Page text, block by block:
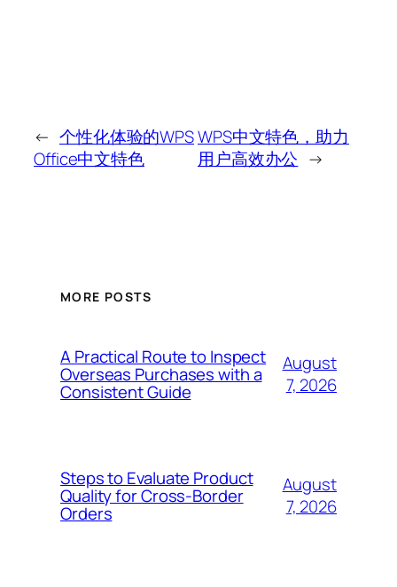
← 个性化体验的WPS
Office中文特色
WPS中文特色，助力
用户高效办公 →
MORE POSTS
A Practical Route to Inspect
Overseas Purchases with a
Consistent Guide
August
7, 2026
Steps to Evaluate Product
Quality for Cross-Border
Orders
August
7, 2026